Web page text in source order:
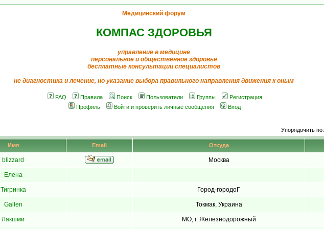
Медицинский форум
КОМПАС ЗДОРОВЬЯ
управление в медицине
персональное и общественное здоровье
бесплатные консультации специалистов
не диагностика и лечение, но указание выбора правильного направления движения к оным
FAQ Правила Поиск Пользователи Группы
Регистрация
Профиль
Войти и проверить личные сообщения Вход
Упорядочить по:
Имя Email Откуда
blizzard Москва
Елена
Тигринка Город-городоГ
Gallen Токмак, Украина
Лакшми МО, г. Железнодорожный